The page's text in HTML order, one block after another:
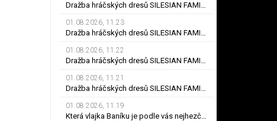
Dražba hráčských dresů SILESIAN FAMILY - #21 Jiří KLÍMA
01.08.2026, 11.23
Dražba hráčských dresů SILESIAN FAMILY - #19 Dyjan Carlos de AZEVEDO
01.08.2026, 11.22
Dražba hráčských dresů SILESIAN FAMILY - #5 Adam JÁNOŠ
01.08.2026, 11.21
Dražba hráčských dresů SILESIAN FAMILY - #1 Viktor BUDÍNSKÝ
01.08.2026, 11.19
Která vlajka Baníku je podle vás nejhezčí ?